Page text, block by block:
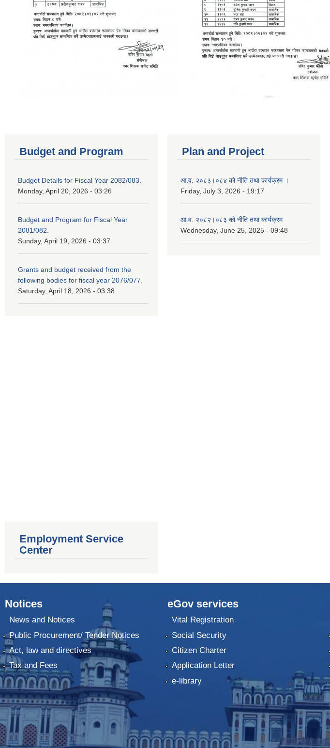
Budget and Program
Budget Details for Fiscal Year 2082/083.
Monday, April 20, 2026 - 03:26
Budget and Program for Fiscal Year
2081/082.
Sunday, April 19, 2026 - 03:37
Grants and budget received from the
following bodies for fiscal year 2076/077.
Saturday, April 18, 2026 - 03:38
Plan and Project
आ.व. २०८३।०८४ को नीति तथा कार्यक्रम ।
Friday, July 3, 2026 - 19:17
आ.व. २०८२।०८३ को नीति तथा कार्यक्रम
Wednesday, June 25, 2025 - 09:48
Employment Service
Center
Notices
News and Notices
Public Procurement/ Tender Notices
Act, law and directives
Tax and Fees
eGov services
Vital Registration
Social Security
Citizen Charter
Application Letter
e-library